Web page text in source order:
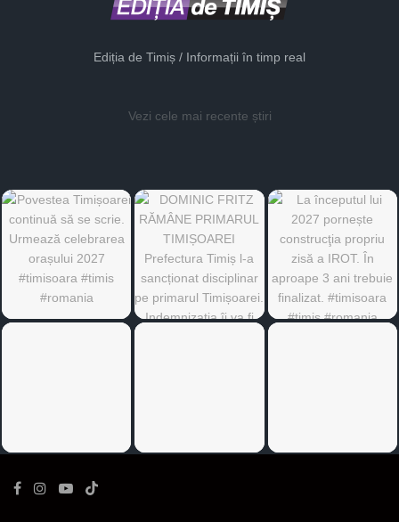
Ediția de Timiș / Informații în timp real
Vezi cele mai recente știri